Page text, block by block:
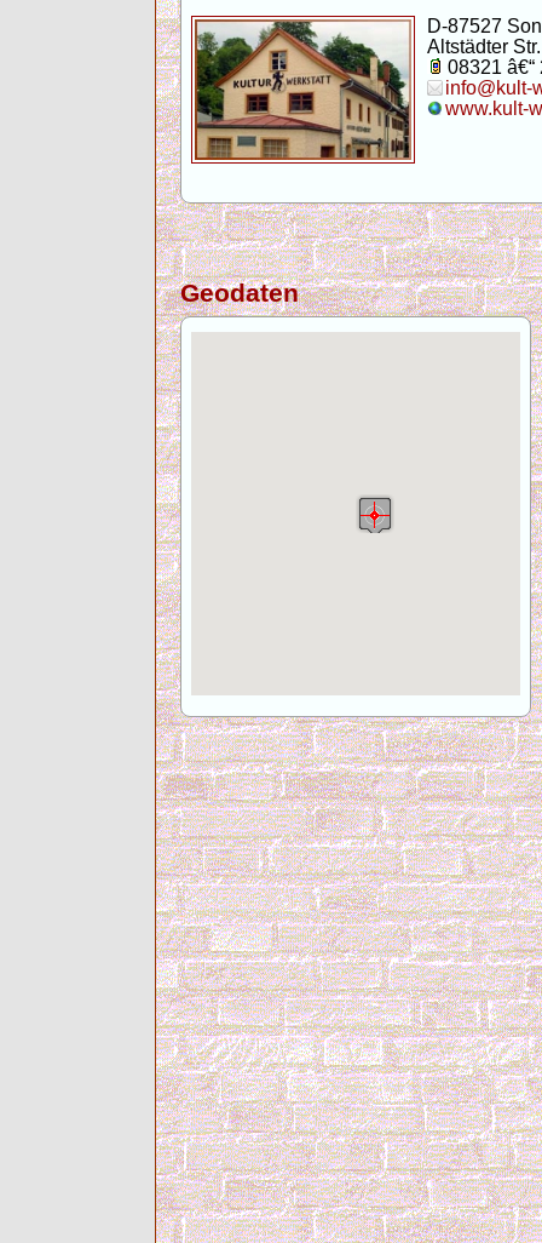
D-87527
Altstädter
08321 â€“
info@kult-
www.kult-
Geodaten